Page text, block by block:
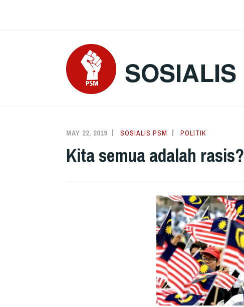
SOSIALIS
MAY 22, 2019 SOSIALIS PSM POLITIK
Kita semua adalah rasis?